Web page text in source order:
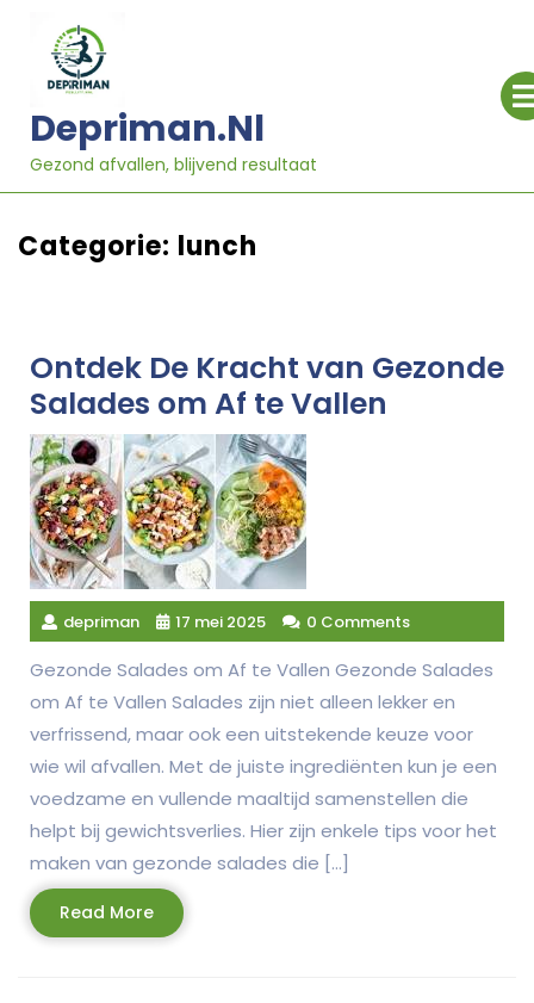
inhoud
Depriman.nl
Gezond afvallen, blijvend resultaat
Categorie: lunch
Ontdek De Kracht van Gezonde
Salades om Af te Vallen
depriman 17 mei 2025 0 Comments
Gezonde Salades om Af te Vallen Gezonde Salades
om Af te Vallen Salades zijn niet alleen lekker en
verfrissend, maar ook een uitstekende keuze voor
wie wil afvallen. Met de juiste ingrediënten kun je een
voedzame en vullende maaltijd samenstellen die
helpt bij gewichtsverlies. Hier zijn enkele tips voor het
maken van gezonde salades die […]
Read MoreRead
More